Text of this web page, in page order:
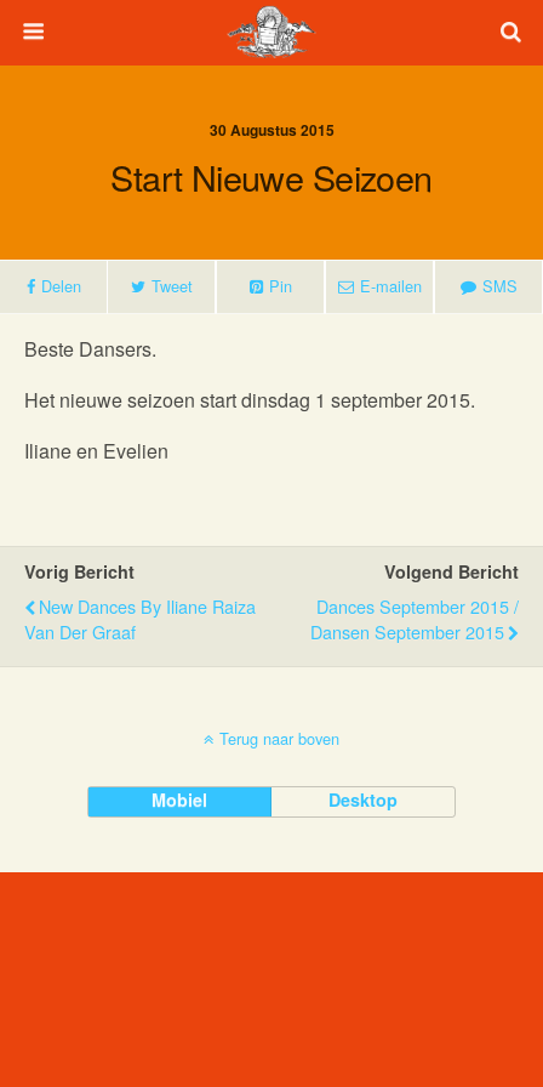
30 Augustus 2015
Start Nieuwe Seizoen
Delen Tweet Pin E-mailen SMS
Beste Dansers.
Het nieuwe seizoen start dinsdag 1 september 2015.
Iliane en Evelien
Vorig Bericht
New Dances By Iliane Raiza
Van Der Graaf
Volgend Bericht
Dances September 2015 /
Dansen September 2015
Terug naar boven
Mobiel Desktop